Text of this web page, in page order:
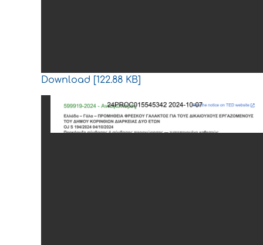
Download [122.88 KB]